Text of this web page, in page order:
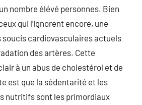
nombre élévé personnes. Bien
qui l’ignorent encore, une
soucis cardiovasculaires actuels
des artères. Cette
à un abus de cholestérol et de
est que la sédentarité et les
nutritifs sont les primordiaux